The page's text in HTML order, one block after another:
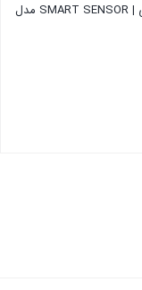
شارژرگوشی | SMART SENSOR مدل